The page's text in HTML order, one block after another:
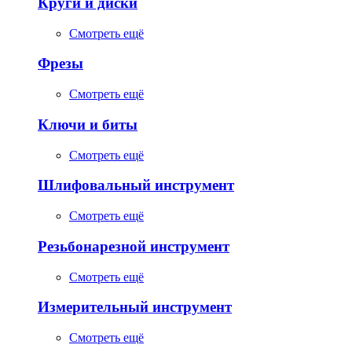
Смотреть ещё
Фрезы
Смотреть ещё
Ключи и биты
Смотреть ещё
Шлифовальный инструмент
Смотреть ещё
Резьбонарезной инструмент
Смотреть ещё
Измерительный инструмент
Смотреть ещё